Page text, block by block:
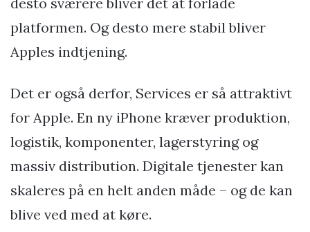
platformen. Og desto mere stabil bliver
Apples indtjening.
Det er også derfor, Services er så attraktivt
for Apple. En ny iPhone kræver produktion,
logistik, komponenter, lagerstyring og
massiv distribution. Digitale tjenester kan
skaleres på en helt anden måde – og de kan
blive ved med at køre.